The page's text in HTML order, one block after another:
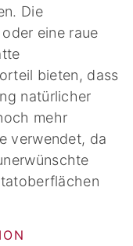
Die
eine raue
bieten, dass
natürlicher
mehr
verwendet, da